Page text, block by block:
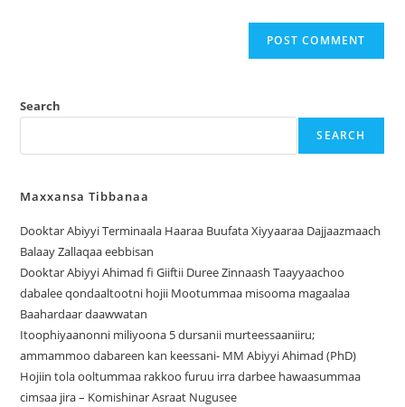
Search
SEARCH
Maxxansa Tibbanaa
Dooktar Abiyyi Terminaala Haaraa Buufata Xiyyaaraa Dajjaazmaach
Balaay Zallaqaa eebbisan
Dooktar Abiyyi Ahimad fi Giiftii Duree Zinnaash Taayyaachoo
dabalee qondaaltootni hojii Mootummaa misooma magaalaa
Baahardaar daawwatan
Itoophiyaanonni miliyoona 5 dursanii murteessaaniiru;
ammammoo dabareen kan keessani- MM Abiyyi Ahimad (PhD)
Hojiin tola ooltummaa rakkoo furuu irra darbee hawaasummaa
cimsaa jira – Komishinar Asraat Nugusee